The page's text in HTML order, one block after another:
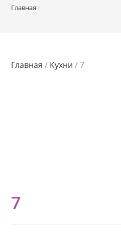
Главная>
Главная / Кухни / 7
7